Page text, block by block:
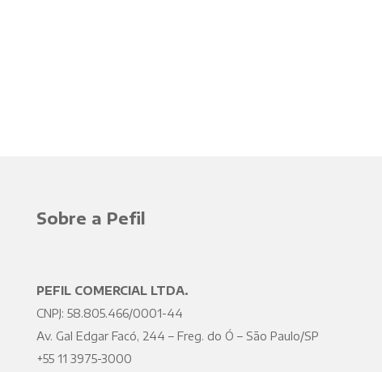
Sobre a Pefil
PEFIL COMERCIAL LTDA.
CNPJ: 58.805.466/0001-44
Av. Gal Edgar Facó, 244 – Freg. do Ó – São Paulo/SP
+55 11 3975-3000